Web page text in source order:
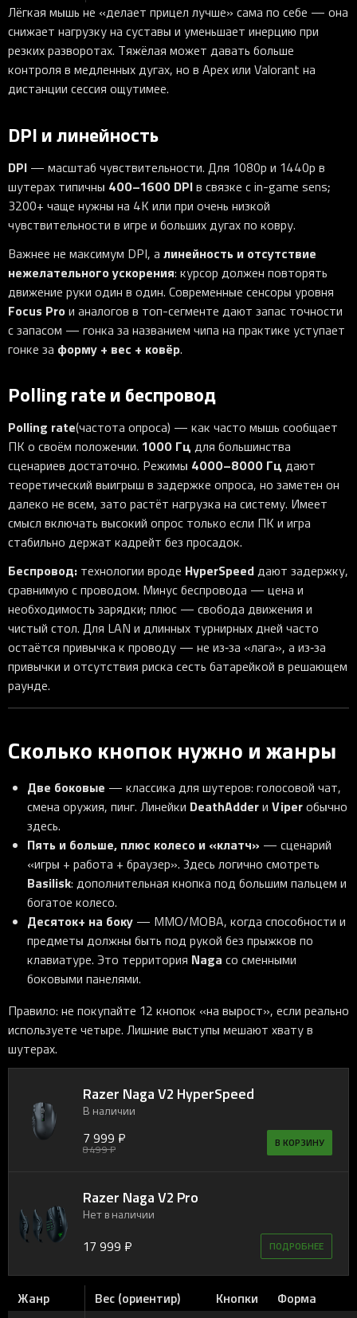
Лёгкая мышь не «делает прицел лучше» сама по себе — она
снижает нагрузку на суставы и уменьшает инерцию при
резких разворотах. Тяжёлая может давать больше
контроля в медленных дугах, но в Apex или Valorant на
дистанции сессия ощутимее.
DPI и линейность
DPI — масштаб чувствительности. Для 1080p и 1440p в
шутерах типичны 400–1600 DPIв связке с in-game sens;
3200+ чаще нужны на 4K или при очень низкой
чувствительности в игре и больших дугах по ковру.
Важнее не максимум DPI, а линейность и отсутствие
нежелательного ускорения: курсор должен повторять
движение руки один в один. Современные сенсоры уровня
Focus Proи аналогов в топ-сегменте дают запас точности
с запасом — гонка за названием чипа на практике уступает
гонке за форму + вес + ковёр.
Polling rate и беспровод
Polling rate(частота опроса) — как часто мышь сообщает
ПК о своём положении. 1000 Гц для большинства
сценариев достаточно. Режимы 4000–8000 Гц дают
теоретический выигрыш в задержке опроса, но заметен он
далеко не всем, зато растёт нагрузка на систему. Имеет
смысл включать высокий опрос только если ПК и игра
стабильно держат кадрейт без просадок.
Беспровод: технологии вроде HyperSpeedдают задержку,
сравнимую с проводом. Минус беспровода — цена и
необходимость зарядки; плюс — свобода движения и
чистый стол. Для LAN и длинных турнирных дней часто
остаётся привычка к проводу — не из‑за «лага», а из‑за
привычки и отсутствия риска сесть батарейкой в решающем
раунде.
Сколько кнопок нужно и жанры
Две боковые — классика для шутеров: голосовой чат,
смена оружия, пинг. Линейки DeathAdderи Viperобычно
здесь.
Пять и больше, плюс колесо и «клатч» — сценарий
«игры + работа + браузер». Здесь логично смотреть
Basilisk: дополнительная кнопка под большим пальцем и
богатое колесо.
Десяток+ на боку — MMO/MOBA, когда способности и
предметы должны быть под рукой без прыжков по
клавиатуре. Это территория Naga со сменными
боковыми панелями.
Правило: не покупайте 12 кнопок «на вырост», если реально
используете четыре. Лишние выступы мешают хвату в
шутерах.
Razer Naga V2 HyperSpeed
В наличии
7 999 ₽
8 499 ₽ В КОРЗИНУ
Razer Naga V2 Pro
Нет в наличии
17 999 ₽ ПОДРОБНЕЕ
Жанр Вес (ориентир) Кнопки Форма